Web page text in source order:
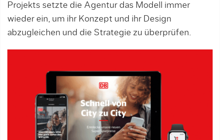
Projekts setzte die Agentur das Modell immer
wieder ein, um ihr Konzept und ihr Design
abzugleichen und die Strategie zu überprüfen.